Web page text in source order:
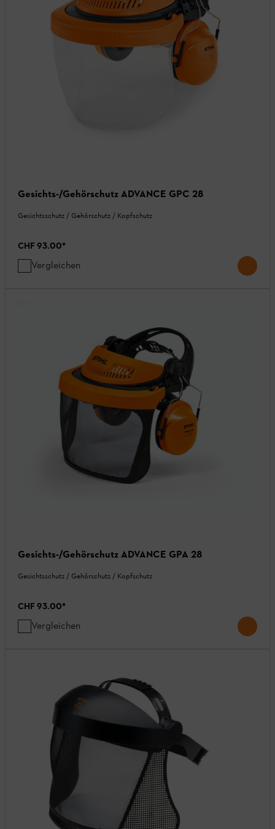
Gesichts-/Gehörschutz ADVANCE GPC 28
Gesichtsschutz / Gehörschutz / Kopfschutz
CHF 93.00*
Vergleichen
Gesichts-/Gehörschutz ADVANCE GPA 28
Gesichtsschutz / Gehörschutz / Kopfschutz
CHF 93.00*
Vergleichen